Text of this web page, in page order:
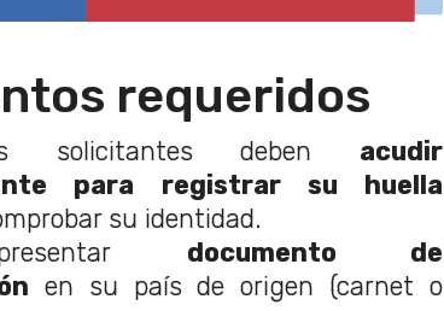
requeridos
deben acudir
para registrar su huella
su identidad.
documento de
en su país de origen (carnet o